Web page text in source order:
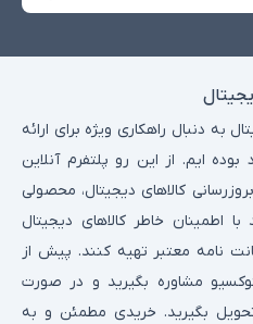
به دنبال راهکاری ویژه برای ارائه
ایم. از این رو پلتفرم آنلاین
کالاهای دیجیتال، محصولی
اطمینان خاطر کالاهای دیجیتال
نامه معتبر تهیه کنند. پیش از
مشاوره بگیرید و در صورت
بگیرید. خریدی مطمئن و به